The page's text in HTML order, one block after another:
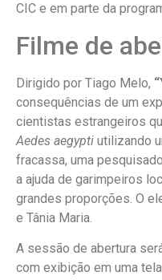
CIC e em parte da
Filme de
Dirigido por Tiago Melo,
consequências de um
cientistas estrangeiros
Aedes aegypti utilizando
fracassa, uma
a ajuda de garimpeiros
grandes proporções. O
e Tânia Maria.
A sessão de abertura
com exibição em uma